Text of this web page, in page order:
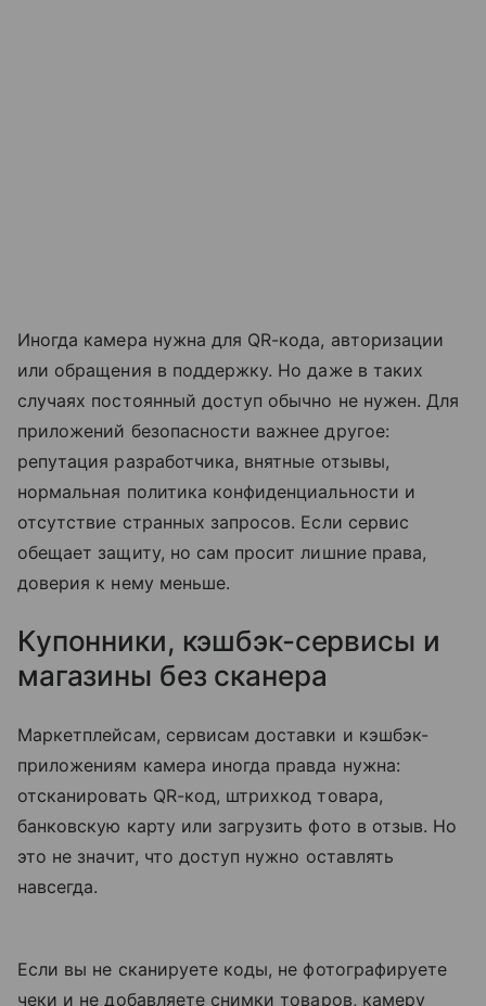
Иногда камера нужна для QR-кода, авторизации
или обращения в поддержку. Но даже в таких
случаях постоянный доступ обычно не нужен. Для
приложений безопасности важнее другое:
репутация разработчика, внятные отзывы,
нормальная политика конфиденциальности и
отсутствие странных запросов. Если сервис
обещает защиту, но сам просит лишние права,
доверия к нему меньше.
Купонники, кэшбэк-сервисы и
магазины без сканера
Маркетплейсам, сервисам доставки и кэшбэк-
приложениям камера иногда правда нужна:
отсканировать QR-код, штрихкод товара,
банковскую карту или загрузить фото в отзыв. Но
это не значит, что доступ нужно оставлять
навсегда.
Если вы не сканируете коды, не фотографируете
чеки и не добавляете снимки товаров, камеру